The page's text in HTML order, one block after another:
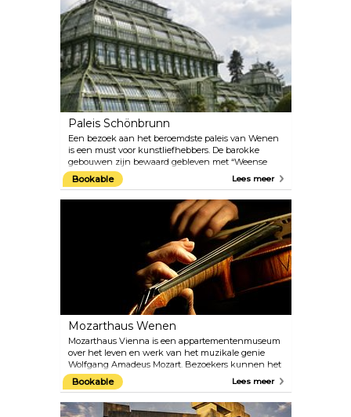
van vandaag. Bekijk het programma op hun
officiële website. Er zijn bijna elke dag meerdere
optredens. Perfect plan voor een date op een
regenachtige dag! Als je meer geïnteresseerd bent
in architectuur dan in muziek, neem dan deel aan
de rondleiding door het Konzerthaus.
Paleis Schönbrunn
Een bezoek aan het beroemdste paleis van Wenen
is een must voor kunstliefhebbers. De barokke
gebouwen zijn bewaard gebleven met “Weense
charme” en herbergen de 1.441 kamers die ooit door
de keizerlijke familie werden bewoond. Je kunt er
vandaag de dag nog steeds 40 bewonderen tijdens
de rondleidingen. Ontdek de architecturale
schatten van de paleistuinen, zoals het Palmhuis
en de oudste dierentuin ter wereld, gebouwd in
1752 door keizer Franz I. Natuurlijk zijn de tuinen
het best te bezoeken in de warmere maanden.
Bookable Lees meer
Mozarthaus Wenen
Mozarthaus Vienna is een appartementenmuseum
over het leven en werk van het muzikale genie
Wolfgang Amadeus Mozart. Bezoekers kunnen het
enige Weense appartement van Mozart verkennen
dat bewaard is gebleven en waar hij de meeste
muziek componeerde. Naast de flat is er een
uitgebreide presentatie van de tijd waarin Mozart
Bookable Lees meer